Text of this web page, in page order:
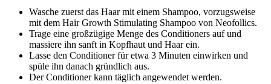
Wasche zuerst das Haar mit einem Shampoo, vorzugsweise
mit dem Hair Growth Stimulating Shampoo von Neofollics.
Trage eine großzügige Menge des Conditioners auf und
massiere ihn sanft in Kopfhaut und Haar ein.
Lasse den Conditioner für etwa 3 Minuten einwirken und
spüle ihn danach gründlich aus.
Der Conditioner kann täglich angewendet werden.